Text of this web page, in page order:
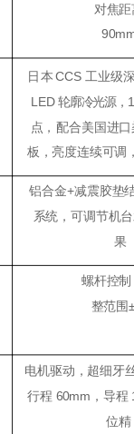
对焦距
日本CCS 工业级
LED轮廓冷光源，
点， 配合美国进
板，亮度连续可调，
铝合金+减震胶垫
系统，可调节机
果
螺杆控制
整范围
电机驱动，超细牙
行程 60mm，导程
位精